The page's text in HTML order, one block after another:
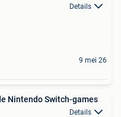
Details
9 mei 26
Nintendo Switch-games
Details